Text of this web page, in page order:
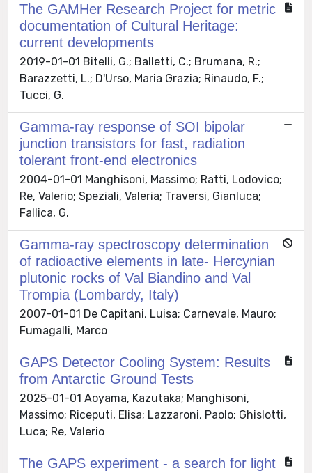
The GAMHer Research Project for metric
documentation of Cultural Heritage:
current developments
2019-01-01 Bitelli, G.; Balletti, C.; Brumana, R.;
Barazzetti, L.; D'Urso, Maria Grazia; Rinaudo, F.;
Tucci, G.
Gamma-ray response of SOI bipolar
junction transistors for fast, radiation
tolerant front-end electronics
2004-01-01 Manghisoni, Massimo; Ratti, Lodovico;
Re, Valerio; Speziali, Valeria; Traversi, Gianluca;
Fallica, G.
Gamma-ray spectroscopy determination
of radioactive elements in late- Hercynian
plutonic rocks of Val Biandino and Val
Trompia (Lombardy, Italy)
2007-01-01 De Capitani, Luisa; Carnevale, Mauro;
Fumagalli, Marco
GAPS Detector Cooling System: Results
from Antarctic Ground Tests
2025-01-01 Aoyama, Kazutaka; Manghisoni,
Massimo; Riceputi, Elisa; Lazzaroni, Paolo; Ghislotti,
Luca; Re, Valerio
The GAPS experiment - a search for light